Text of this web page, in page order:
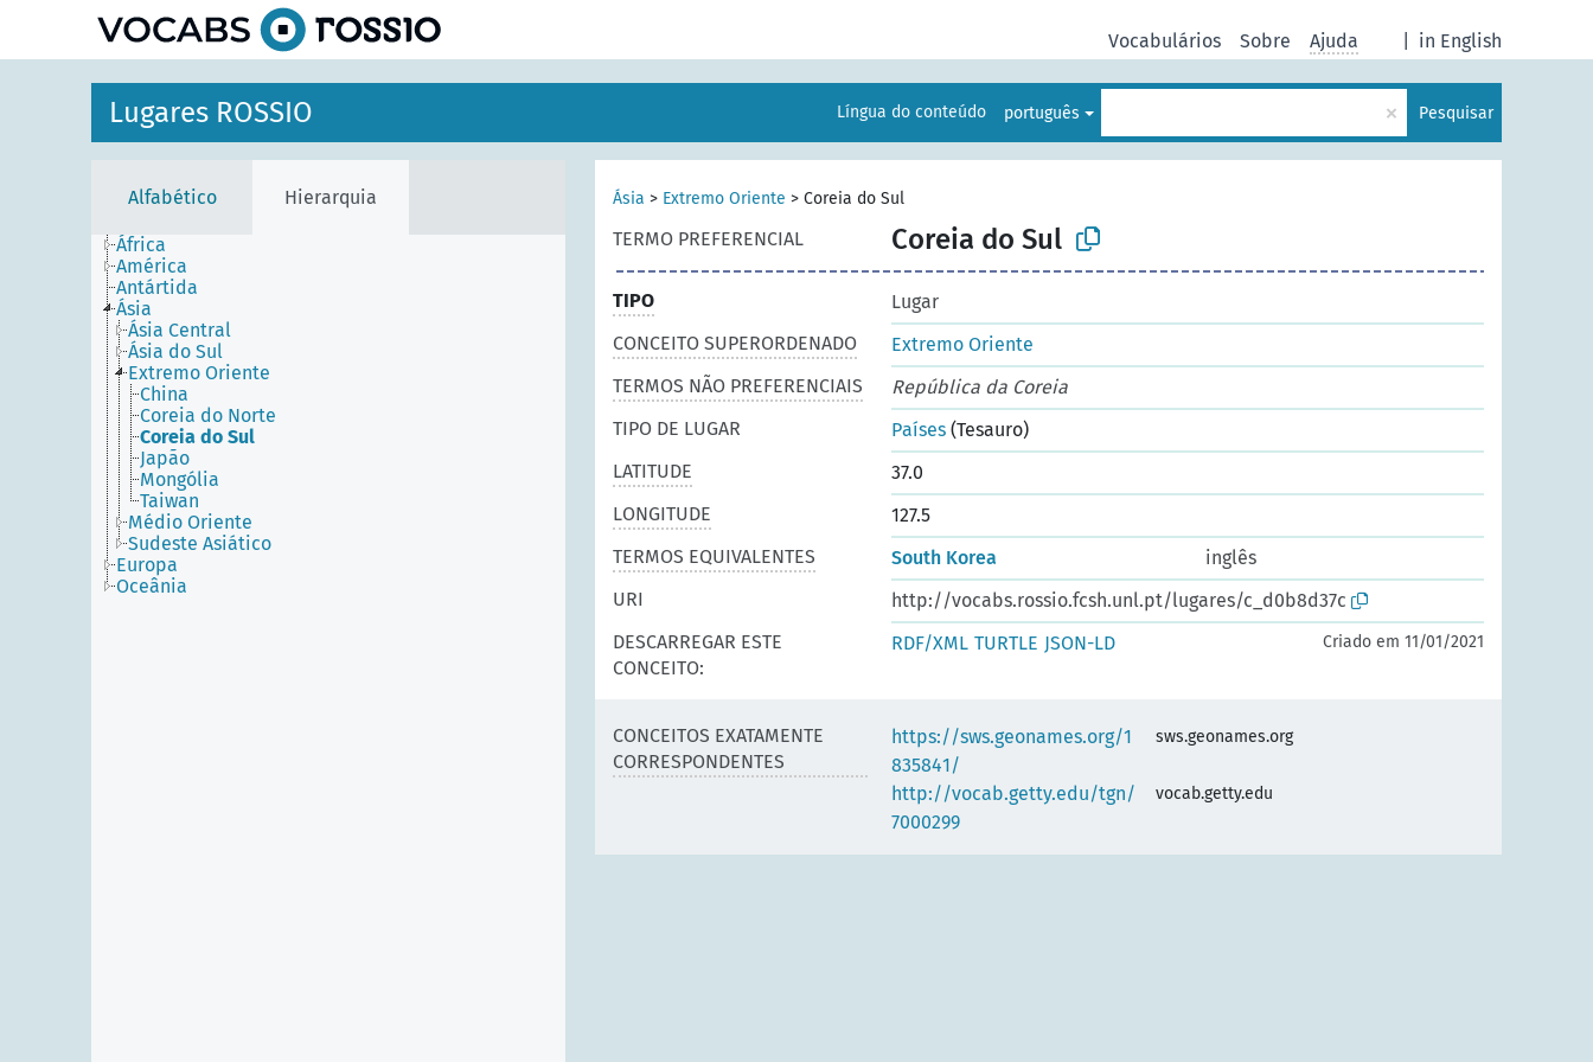
in English
Vocabulários Sobre Ajuda
Lugares ROSSIO Língua do conteúdo português × Pesquisar
Alfabético Hierarquia
África
América
Antártida
Ásia
Ásia Central
Ásia do Sul
Extremo Oriente
China
Coreia do Norte
Coreia do Sul
Japão
Mongólia
Taiwan
Médio Oriente
Sudeste Asiático
Europa
Oceânia
Ásia > Extremo Oriente > Coreia do Sul
TERMO PREFERENCIAL Coreia do Sul
TIPO
Lugar
CONCEITO SUPERORDENADO
Extremo Oriente
TERMOS NÃO PREFERENCIAIS
República da Coreia
TIPO DE LUGAR
Países (Tesauro)
LATITUDE
37.0
LONGITUDE
127.5
TERMOS EQUIVALENTES
South Korea
inglês
URI
http://vocabs.rossio.fcsh.unl.pt/lugares/c_d0b8d37c
DESCARREGAR ESTE
CONCEITO:
RDF/XML TURTLE JSON-LD Criado em 11/01/2021
CONCEITOS EXATAMENTE
CORRESPONDENTES
https://sws.geonames.org/1
835841/
sws.geonames.org
http://vocab.getty.edu/tgn/
7000299
vocab.getty.edu